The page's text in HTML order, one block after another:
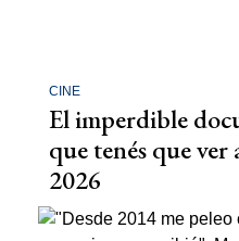
CINE
El imperdible
que tenés que
2026